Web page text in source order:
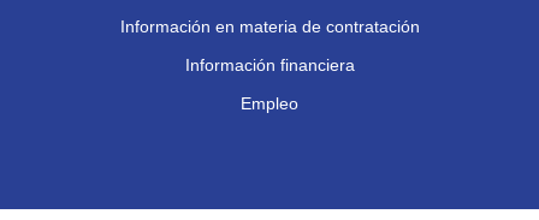
Información en materia de contratación
Información financiera
Empleo